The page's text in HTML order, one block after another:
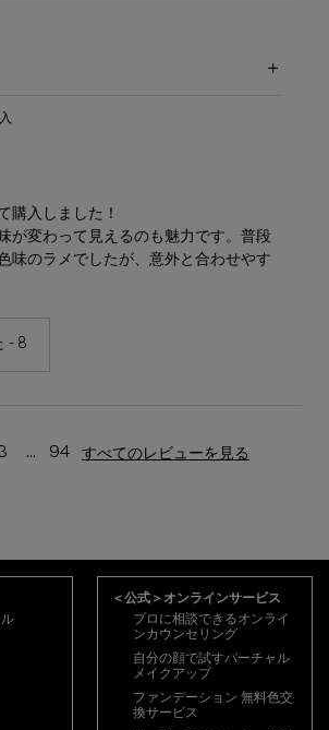
購入しました！
が変わって見えるのも魅力です。普段
味のラメでしたが、意外と合わせやす
- 8
94。 現在のページ
... 94 すべてのレビューを見る
＜公式＞オンラインサービス
プロに相談できるオンライ
ンカウンセリング
自分の顔で試すバーチャル
メイクアップ
ファンデーション 無料色交
換サービス